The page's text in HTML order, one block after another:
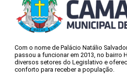
Com o nome de Palácio Natálio
passou a funcionar em 2013, no bairro
diversos setores do Legislativo e
conforto para receber a população.